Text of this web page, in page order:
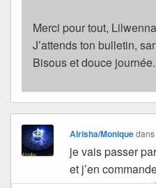
Merci pour tout,
J’attends ton bulletin,
Bisous et douce journée.
Alrisha/Monique
je vais passer
et j’en